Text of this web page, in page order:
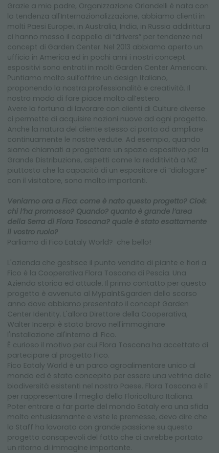
Grazie a mio padre, Organizzazione Orlandelli è nata con
la tendenza all'Internazionalizzazione, abbiamo clienti in
molti Paesi Europei, in Australia, India, in Russia addirittura
ci hanno messo il cappello di “drivers” per tendenze nel
concept di Garden Center. Nel 2013 abbiamo aperto un
ufficio in America ed in pochi anni i nostri concept
espositivi sono entrati in molti Garden Center Americani.
Puntiamo molto sull’offrire un design Italiano,
proponendo la nostra professionalità e creatività. Il
nostro modo di fare piace molto all’estero.
Avere la fortuna di lavorare con clienti di Culture diverse
ci permette di acquisire nozioni nuove ad ogni progetto.
Anche la natura del cliente stesso ci porta ad ampliare
continuamente le nostre vedute. Ad esempio, quando
siamo chiamati a progettare un spazio espositivo per la
Grande Distribuzione, aspetti come la redditività a M2
piuttosto che la capacità di un espositore di “dialogare”
con il visitatore, sono molto importanti.
Veniamo ora a Fico: come è nato questo progetto? Cioè:
chi l’ha promosso? Quando? quanto è grande l’area
della Serra di Flora Toscana? quale è stato esattamente
il vostro ruolo?
Parliamo di Fico Eataly World? che bello!
L'azienda che gestisce il punto vendita di piante e fiori a
Fico è la Cooperativa Flora Toscana di Pescia. Una
Azienda storica ed attuale. Il primo contatto per questo
progetto è avvenuto al Mypalnt&garden dello scorso
anno dove abbiamo presentato il concept Garden
Center Identity. L'allora Direttore della Cooperativa,
Walter Incerpi è stato bravo nell'immaginare
l'installazione all'interno di Fico.
È curioso il motivo per cui Flora Toscana ha accettato di
partecipare al progetto Fico.
Fico Eataly World è un parco agroalimentare unico al
mondo ed è stato concepito per essere una vetrina delle
biodiversità esistenti nel nostro Paese. Flora Toscana è lì
per rappresentare il meglio della Floricoltura Italiana.
Poter entrare a far parte del mondo Eataly era una sfida
molto entusiasmante e viste le premesse, devo dire che
lo Staff ha lavorato con grande passione su questo
progetto consapevoli del fatto che ci avrebbe portato
un ritorno di immagine importante.